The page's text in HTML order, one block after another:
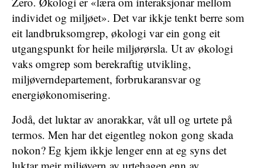
individet og miljøet». Det var ikkje tenkt berre som
eit landbruksomgrep, økologi var ein gong eit
utgangspunkt for heile miljørørsla. Ut av økologi
vaks omgrep som berekraftig utvikling,
miljøverndepartement, forbrukaransvar og
energiøkonomisering.
Jodå, det luktar av anorakkar, våt ull og urtete på
termos. Men har det eigentleg nokon gong skada
nokon? Eg kjem ikkje lenger enn at eg syns det